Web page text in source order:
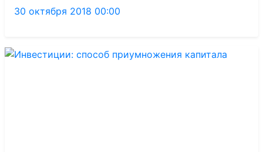
30 октября 2018 00:00